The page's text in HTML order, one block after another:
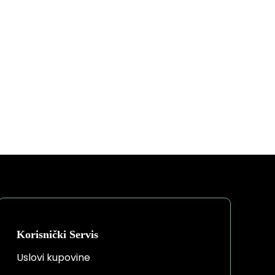
Korisnički Servis
Uslovi kupovine